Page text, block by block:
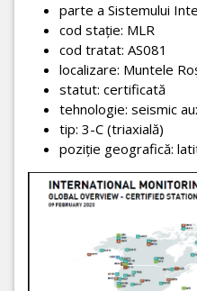
parte a Sistemului
cod staţie: MLR
cod tratat: AS081
localizare: Muntele
statut: certificată
tehnologie: seismic
tip: 3-C (triaxială)
poziţie geografică: